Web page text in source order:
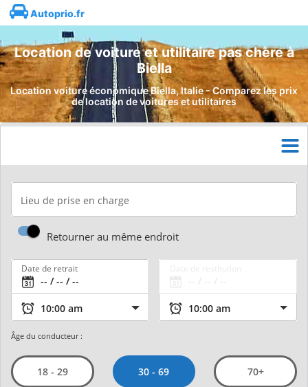
Autoprio.fr
Location de voiture et utilitaire pas chère à
Biella
Location voiture économique Biella, Italie - Comparez les prix
de location de voitures et utilitaires
Lieu de prise en charge
Retourner au même endroit
Date de retrait
Âge du conducteur :
18 - 29 30 - 69 70+